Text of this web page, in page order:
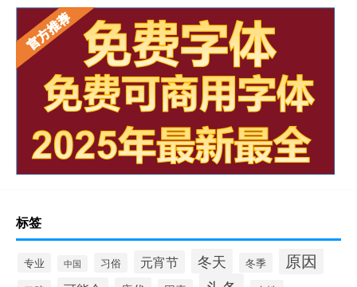
标签
专业 中国 习俗 元宵节 冬天 冬季 原因